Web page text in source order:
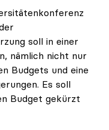
soll in einer
nämlich nicht nur
Budgets und eine
Es soll
Budget gekürzt